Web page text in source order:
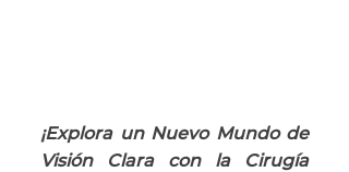
¡Explora un Nuevo Mundo de
Visión Clara con la Cirugía